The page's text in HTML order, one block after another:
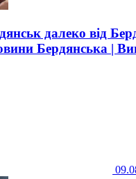
далеко від
Бердянська |